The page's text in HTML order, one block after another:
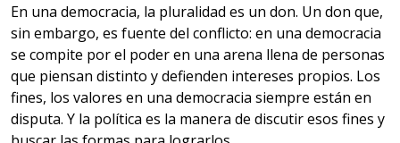
En una democracia, la pluralidad es un don. Un don que,
sin embargo, es fuente del conflicto: en una democracia
se compite por el poder en una arena llena de personas
que piensan distinto y defienden intereses propios. Los
fines, los valores en una democracia siempre están en
disputa. Y la política es la manera de discutir esos fines y